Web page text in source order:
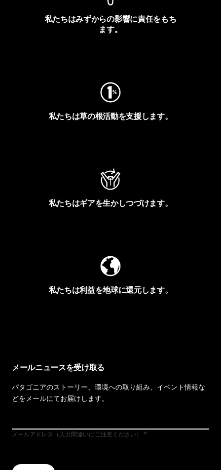
私たちはみずからの影響に責任をもち
ます。
私たちは草の根活動を支援します。
私たちはギアを生かしつづけます。
私たちは利益を地球に還元します。
メールニュースを受け取る
パタゴニアのストーリー、環境への取り組み、イベント情報な
どをメールにてお届けします。
メールアドレス（入力間違いにご注意ください）